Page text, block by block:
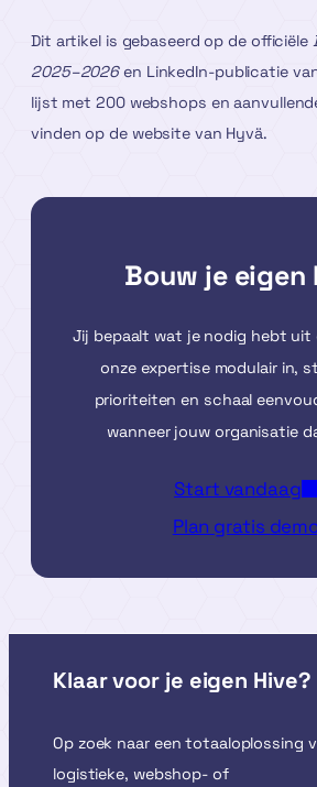
Dit artikel is gebaseerd op de officiële
2025–2026en LinkedIn-publicatie
lijst met 200 webshops en
vinden op de website van Hyvä.
Bouw je eigen
Jij bepaalt wat je nodig hebt uit
onze expertise modulair in,
prioriteiten en schaal
wanneer jouw organisatie
Start vandaag
Plan gratis
Klaar voor je eigen Hive?
Op zoek naar een totaaloplossing
logistieke, webshop- of